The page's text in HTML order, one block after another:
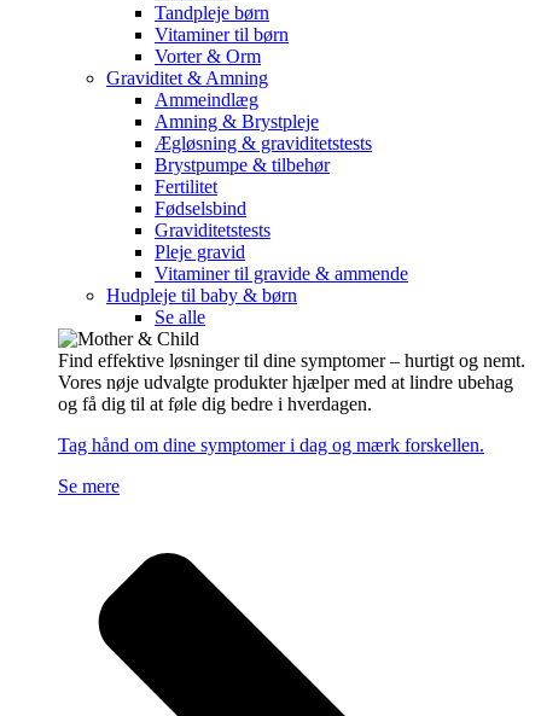
Tandpleje børn
Vitaminer til børn
Vorter & Orm
Graviditet & Amning
Ammeindlæg
Amning & Brystpleje
Ægløsning & graviditetstests
Brystpumpe & tilbehør
Fertilitet
Fødselsbind
Graviditetstests
Pleje gravid
Vitaminer til gravide & ammende
Hudpleje til baby & børn
Se alle
Find effektive løsninger til dine symptomer – hurtigt og nemt.
Vores nøje udvalgte produkter hjælper med at lindre ubehag
og få dig til at føle dig bedre i hverdagen.
Tag hånd om dine symptomer i dag og mærk forskellen.
Se mere